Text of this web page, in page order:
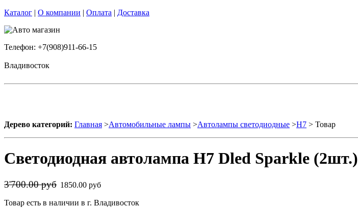
Каталог | О компании | Оплата | Доставка
Телефон: +7(908)911-66-15
Владивосток
Дерево категорий: Главная >Автомобильные лампы >Автолампы светодиодные >H7 > Товар
Светодиодная автолампа H7 Dled Sparkle (2шт.)
3'700.00 руб 1850.00 руб
Товар есть в наличии в г. Владивосток